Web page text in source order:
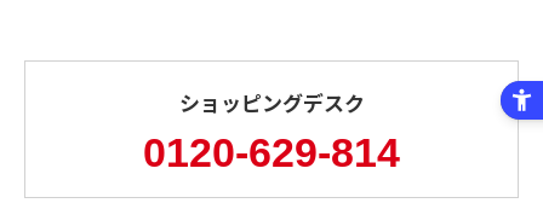
ショッピングデスク
0120-629-814